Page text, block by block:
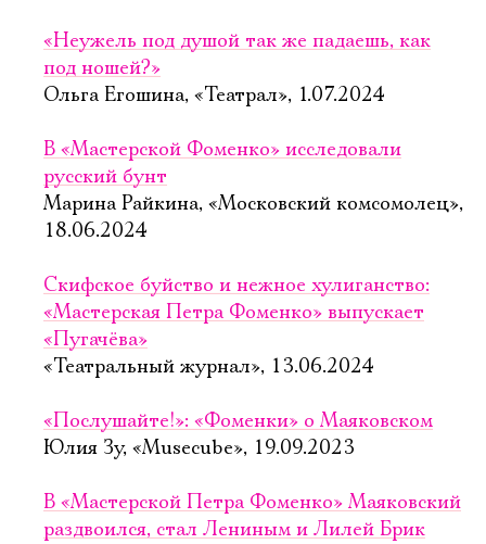
«Неужель под душой так же падаешь, как
под ношей?»
Ольга Егошина, «Театрал», 1.07.2024
В «Мастерской Фоменко» исследовали
русский бунт
Марина Райкина, «Московский комсомолец»,
18.06.2024
Скифское буйство и нежное хулиганство:
«Мастерская Петра Фоменко» выпускает
«Пугачёва»
«Театральный журнал», 13.06.2024
«Послушайте!»: «Фоменки» о Маяковском
Юлия Зу, «Musecube», 19.09.2023
В «Мастерской Петра Фоменко» Маяковский
раздвоился, стал Лениным и Лилей Брик